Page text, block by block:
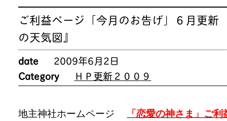
ご利益ページ「今月のお告げ」６月更新
の天気図』
date
2009年6月2日
Category
ＨＰ更新２００９
地主神社ホームページ
「恋愛の神さま」ご利